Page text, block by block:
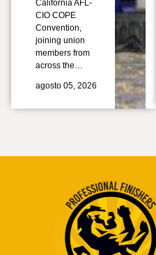
California AFL-
CIO COPE
Convention,
joining union
members from
across the…
agosto 05, 2026